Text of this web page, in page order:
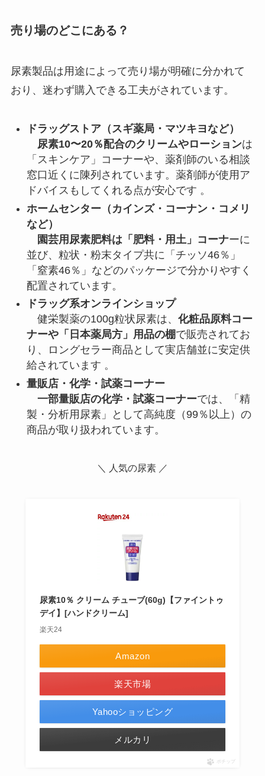
売り場のどこにある？
尿素製品は用途によって売り場が明確に分かれて
おり、迷わず購入できる工夫がされています。
ドラッグストア（スギ薬局・マツキヨなど）
尿素10〜20％配合のクリームやローションは
「スキンケア」コーナーや、薬剤師のいる相談
窓口近くに陳列されています。薬剤師が使用ア
ドバイスもしてくれる点が安心です 。
ホームセンター（カインズ・コーナン・コメリ
など）
園芸用尿素肥料は「肥料・用土」コーナーに
並び、粒状・粉末タイプ共に「チッソ46％」
「窒素46％」などのパッケージで分かりやすく
配置されています。
ドラッグ系オンラインショップ
健栄製薬の100g粒状尿素は、 化粧品原料コー
ナーや「日本薬局方」用品の棚で販売されてお
り、ロングセラー商品として実店舗並に安定供
給されています 。
量販店・化学・試薬コーナー
一部量販店の化学・試薬コーナーでは、「精
製・分析用尿素」として高純度（99％以上）の
商品が取り扱われています。
＼ 人気の尿素 ／
尿素10％ クリーム チューブ(60g)【ファイントゥ
デイ】[ハンドクリーム]
楽天24
Amazon
楽天市場
Yahooショッピング
メルカリ
ポチップ